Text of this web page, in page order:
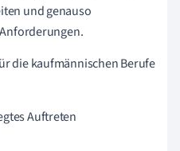
und genauso
die kaufmännischen Berufe
Auftreten